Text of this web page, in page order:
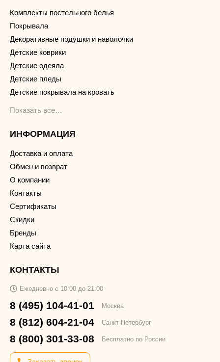
Комплекты постельного белья
Покрывала
Декоративные подушки и наволочки
Детские коврики
Детские одеяла
Детские пледы
Детские покрывала на кровать
Показать все…
ИНФОРМАЦИЯ
Доставка и оплата
Обмен и возврат
О компании
Контакты
Сертификаты
Скидки
Бренды
Карта сайта
КОНТАКТЫ
Ежедневно с 10:00 до 21:00
8 (495) 104-41-01 Москва
8 (812) 604-21-04 Санкт-Петербург
8 (800) 301-33-08 Бесплатно по России